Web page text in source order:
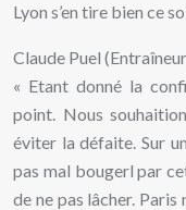
Lyon s’en tire bien ce
Claude Puel
« Etant donné la
point. Nous
éviter la défaite. Sur
pas mal bougerl par
de ne pas lâcher.